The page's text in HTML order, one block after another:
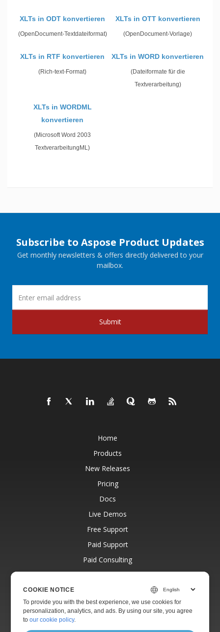
XLTs in ODT konvertieren
(OpenDocument-Textdateiformat)
XLTs in OTT konvertieren
(OpenDocument-Vorlage)
XLTs in RTF konvertieren
(Rich-text-Format)
XLTs in WORD konvertieren
(Dateiformate für die
Textverarbeitung)
XLTs in WORDML
konvertieren
(Microsoft Word 2003
TextverarbeitungML)
Subscribe to Aspose Product Updates
Get monthly newsletters & offers directly delivered to your
mailbox.
Submit
Home
Products
New Releases
Pricing
Docs
Live Demos
Free Support
Paid Support
Paid Consulting
Blog
About
COOKIE NOTICE
To provide you with the best experience, we use cookies for
personalization, analytics, and ads. By using our site, you agree
toour cookie policy.